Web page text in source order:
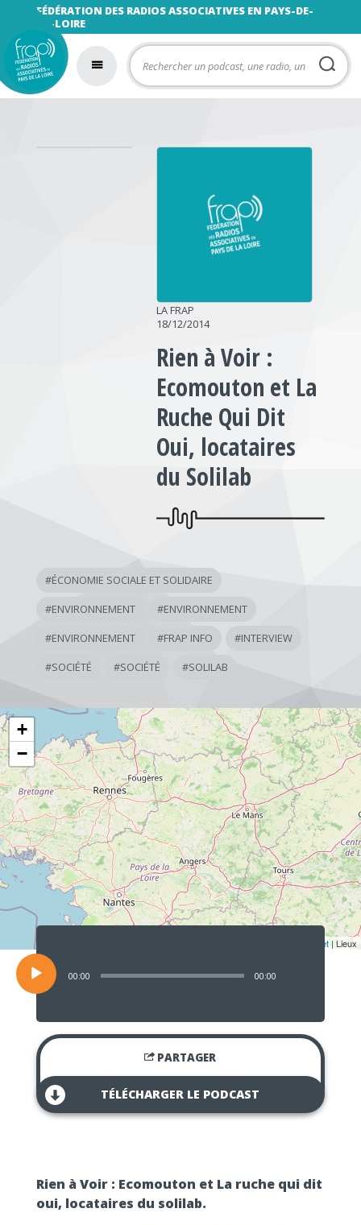
FÉDÉRATION DES RADIOS ASSOCIATIVES EN PAYS-DE-
LA-LOIRE
LA FRAP
18/12/2014
Rien à Voir :
Ecomouton et La
Ruche Qui Dit
Oui, locataires
du Solilab
#ÉCONOMIE SOCIALE ET SOLIDAIRE
#ENVIRONNEMENT #ENVIRONNEMENT
#ENVIRONNEMENT #FRAP INFO #INTERVIEW
#SOCIÉTÉ #SOCIÉTÉ #SOLILAB
+
−
Leaflet | Lieux
Lecteur
audio
00:00 00:00
PARTAGER
TÉLÉCHARGER LE PODCAST
Rien à Voir : Ecomouton et La ruche qui dit
oui, locataires du solilab.